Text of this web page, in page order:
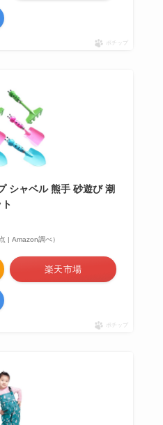
ポチップ
シャベル 熊手 砂遊び 潮
| Amazon調べ）
楽天市場
ポチップ